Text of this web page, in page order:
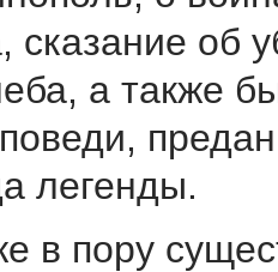
сказание об
а также
легенды.
в пору